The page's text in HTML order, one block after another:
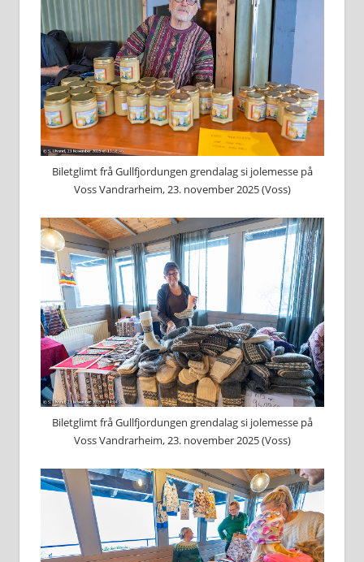
Biletglimt frå Gullfjordungen grendalag si jolemesse på
Voss Vandrarheim, 23. november 2025 (Voss)
Biletglimt frå Gullfjordungen grendalag si jolemesse på
Voss Vandrarheim, 23. november 2025 (Voss)